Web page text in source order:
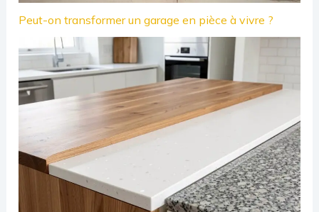
Peut-on transformer un garage en pièce à vivre ?